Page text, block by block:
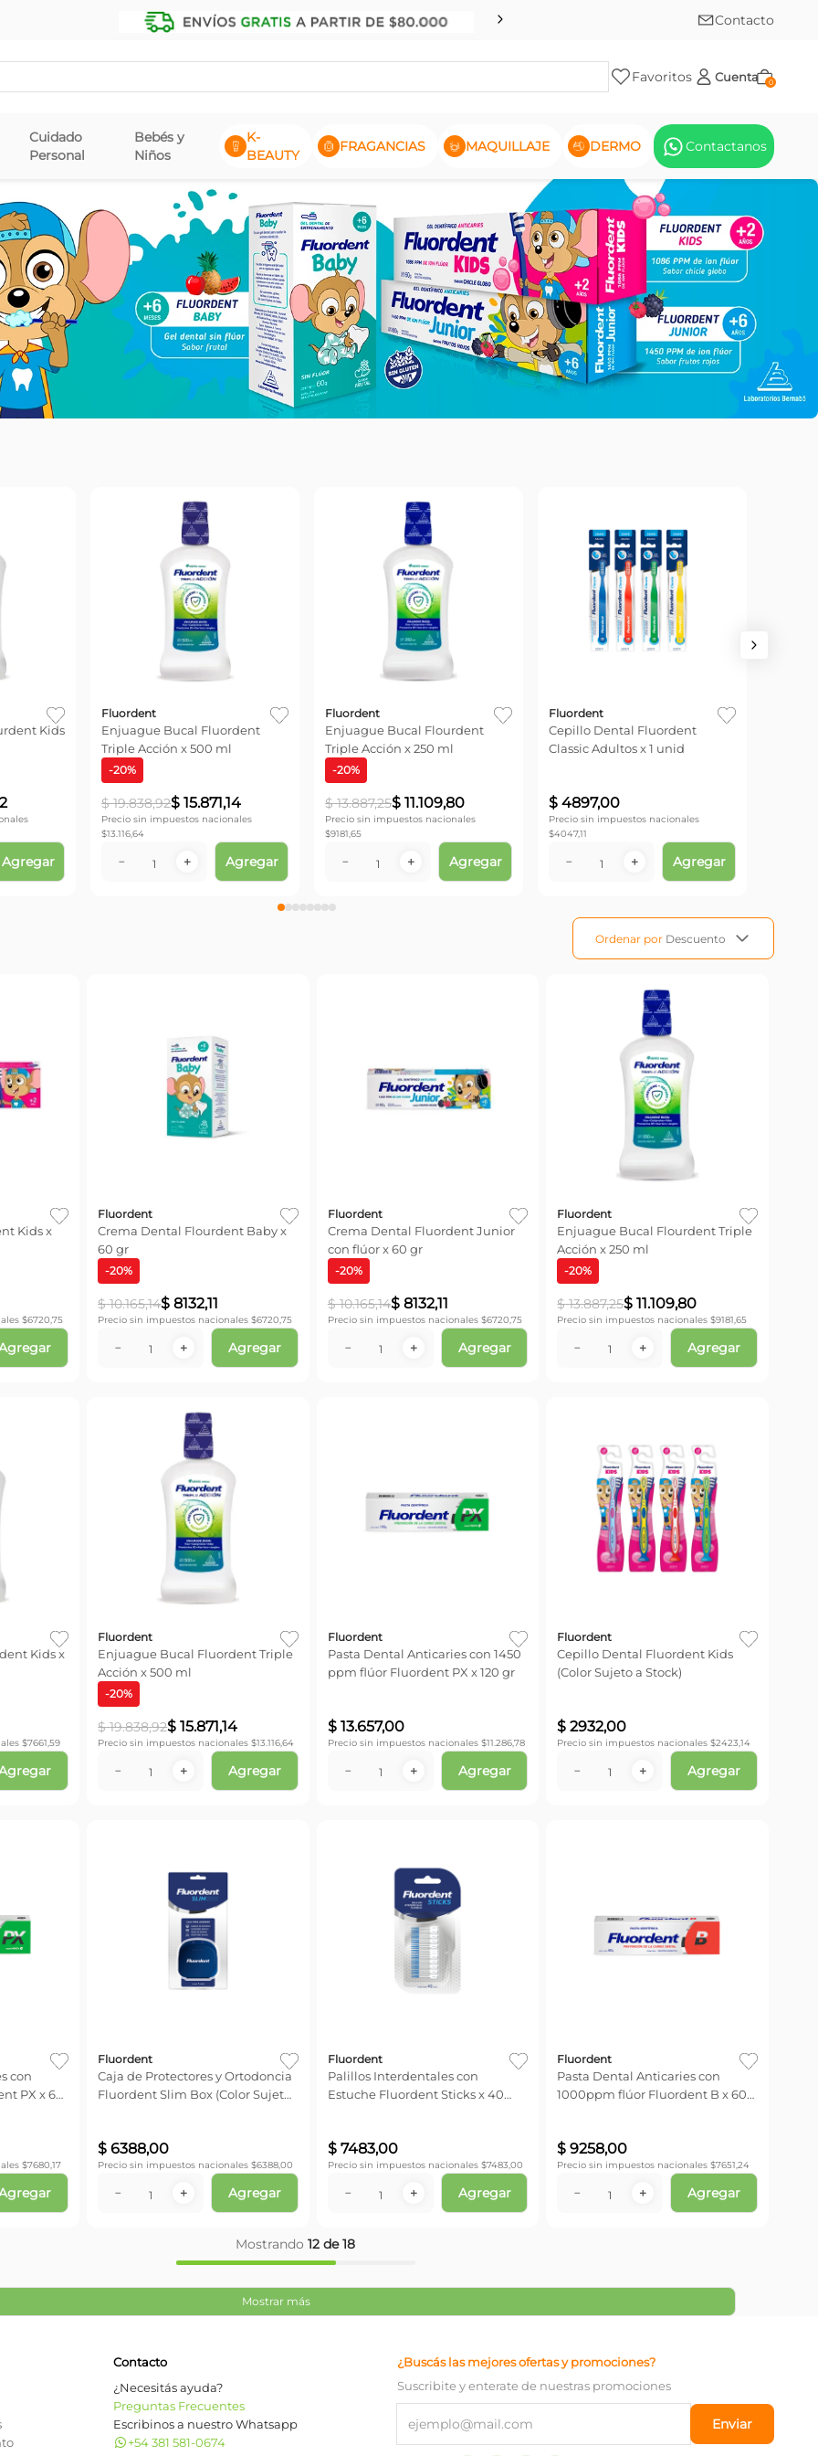
Contacto
Favoritos Cuenta 0
Cuidado
Personal
Bebés y
Niños
K-
BEAUTY
FRAGANCIAS MAQUILLAJE DERMO Contactanos
Kids
Agregar
Fluordent
Enjuague Bucal Fluordent
Triple Acción x 500 ml
-20%
$ 19.838,92$ 15.871,14
Precio sin impuestos nacionales
$13.116,64
＋
－ Agregar
Fluordent
Enjuague Bucal Flourdent
Triple Acción x 250 ml
-20%
$ 13.887,25$ 11.109,80
Precio sin impuestos nacionales
$9181,65
＋
－ Agregar
Fluordent
Cepillo Dental Fluordent
Classic Adultos x 1 unid
$ 4897,00
Precio sin impuestos nacionales
$4047,11
＋
－ Agregar
Ordenar por Descuento
Kids x
$6720,75
Fluordent
Crema Dental Flourdent Baby x
60 gr
-20%
$ 10.165,14$ 8132,11
Precio sin impuestos nacionales $6720,75
＋
－ Agregar
Fluordent
Crema Dental Fluordent Junior
con flúor x 60 gr
-20%
$ 10.165,14$ 8132,11
Precio sin impuestos nacionales $6720,75
＋
－ Agregar
Fluordent
Enjuague Bucal Flourdent Triple
Acción x 250 ml
-20%
$ 13.887,25$ 11.109,80
Precio sin impuestos nacionales $9181,65
＋
－ Agregar
Kids x
$7661,59
Fluordent
Enjuague Bucal Fluordent Triple
Acción x 500 ml
-20%
$ 19.838,92$ 15.871,14
Precio sin impuestos nacionales $13.116,64
＋
－ Agregar
Fluordent
Pasta Dental Anticaries con 1450
ppm flúor Fluordent PX x 120 gr
$ 13.657,00
Precio sin impuestos nacionales $11.286,78
＋
－ Agregar
Fluordent
Cepillo Dental Fluordent Kids
(Color Sujeto a Stock)
$ 2932,00
Precio sin impuestos nacionales $2423,14
＋
－ Agregar
con
PX x 60
$7680,17
Fluordent
Caja de Protectores y Ortodoncia
Fluordent Slim Box (Color Sujeto
$ 6388,00
Precio sin impuestos nacionales $6388,00
＋
－ Agregar
Fluordent
Palillos Interdentales con
Estuche Fluordent Sticks x 40
$ 7483,00
Precio sin impuestos nacionales $7483,00
＋
－ Agregar
Fluordent
Pasta Dental Anticaries con
1000ppm flúor Fluordent B x 60
$ 9258,00
Precio sin impuestos nacionales $7651,24
＋
－ Agregar
Mostrando12 de 18
Mostrar más
Contacto
¿Necesitás ayuda?
Preguntas Frecuentes
Escribinos a nuestro Whatsapp
+54 381 581-0674
¿Buscás las mejores ofertas y promociones?
Suscribite y enterate de nuestras promociones
Enviar